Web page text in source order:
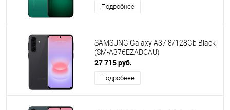
Подробнее
SAMSUNG Galaxy A37 8/128Gb Black
(SM-A376EZADCAU)
27 715 руб.
Подробнее